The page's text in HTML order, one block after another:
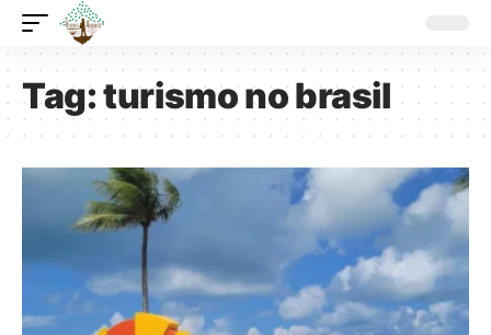
Tag:turismo no brasil